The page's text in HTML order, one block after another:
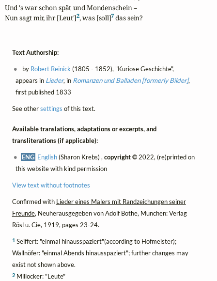
Und 's war schon spät und Mondenschein --
Nun sagt mir, ihr [Leut']2, was [soll]7 das sein?
Text Authorship:
by Robert Reinick (1805 - 1852), "Kuriose Geschichte",
appears in Lieder, in Romanzen und Balladen [formerly Bilder],
first published 1833
See othersettings of this text.
Available translations, adaptations or excerpts, and
transliterations (if applicable):
ENG English(Sharon Krebs) ,copyright © 2022, (re)printed on
this website with kind permission
View text without footnotes
Confirmed with Lieder eines Malers mit Randzeichungen seiner
Freunde, Neuherausgegeben von Adolf Bothe, München: Verlag
Rösl u. Cie, 1919, pages 23-24.
1Seiffert: "einmal hinausspaziert"(according to Hofmeister);
Wallnöfer: "einmal Abends hinausspaziert"; further changes may
exist not shown above.
2Millöcker: "Leute"